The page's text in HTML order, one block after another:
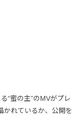
“蜜の主”のMVがプレ
かれているか、公開を